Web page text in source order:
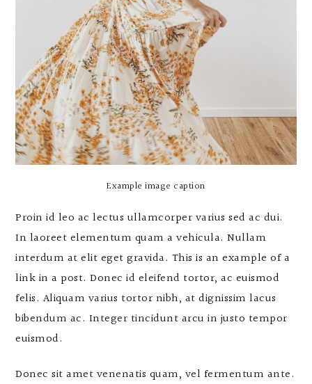
Example image caption
Proin id leo ac lectus ullamcorper varius sed ac dui.
In laoreet elementum quam a vehicula. Nullam
interdum at elit eget gravida. This is an example of a
link in a post. Donec id eleifend tortor, ac euismod
felis. Aliquam varius tortor nibh, at dignissim lacus
bibendum ac. Integer tincidunt arcu in justo tempor
euismod.
Donec sit amet venenatis quam, vel fermentum ante.